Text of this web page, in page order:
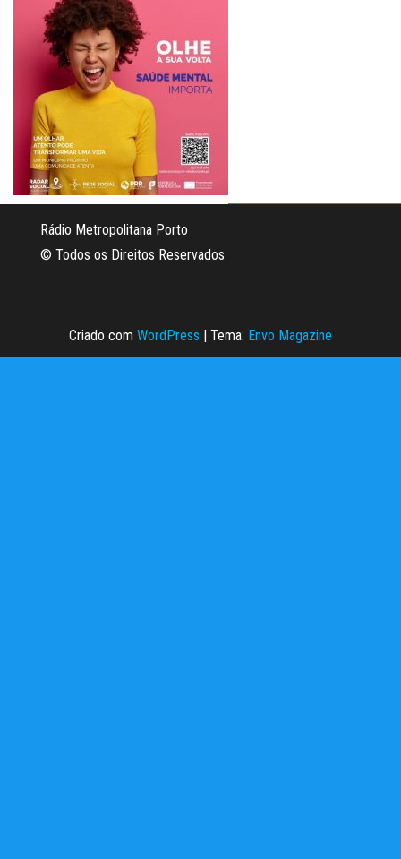
Rádio Metropolitana Porto
© Todos os Direitos Reservados
Criado com WordPress | Tema: Envo Magazine